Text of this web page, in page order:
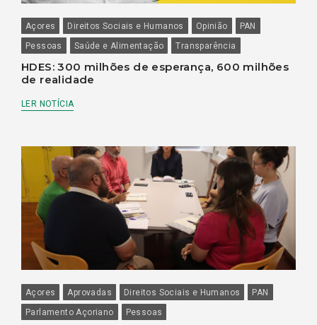
Açores Direitos Sociais e Humanos Opinião
PAN
Pessoas
Saúde e Alimentação Transparência
HDES: 300 milhões de esperança, 600 milhões
de realidade
LER NOTÍCIA
Açores Aprovadas Direitos Sociais e Humanos
PAN
Parlamento Açoriano
Pessoas